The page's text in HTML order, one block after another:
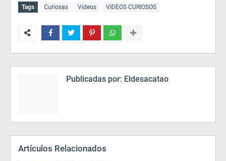
Tags Curiosas Videos VIDEOS CURIOSOS
Publicadas por: Eldesacatao
Artículos Relacionados